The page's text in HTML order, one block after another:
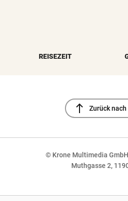
REISEZEIT
north Zurück nach
© Krone Multimedia
Muthgasse 2,
NaN%